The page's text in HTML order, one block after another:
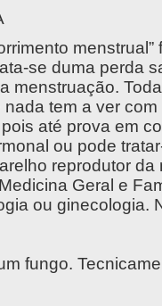
se duma perda
menstruação.
nada tem a ver
até prova em
ou pode
reprodutor
Geral e
ou ginecologia.
fungo.